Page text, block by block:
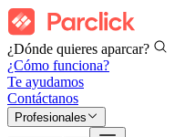
¿Dónde quieres aparcar?
¿Cómo funciona?
Te ayudamos
Contáctanos
Profesionales